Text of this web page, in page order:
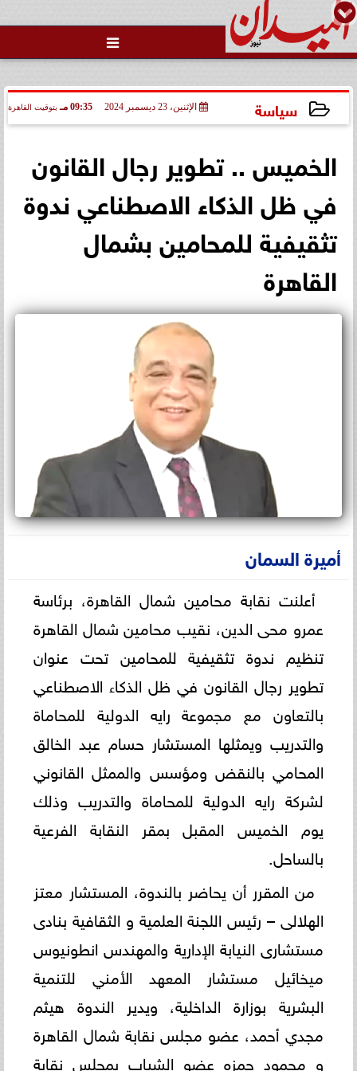

سياسة الإثنين، 23 ديسمبر 2024 09:35 مـ بتوقيت القاهرة
الخميس .. تطوير رجال القانون
في ظل الذكاء الاصطناعي ندوة
تثقيفية للمحامين بشمال
القاهرة
أميرة السمان
أعلنت نقابة محامين شمال القاهرة، برئاسة
عمرو محى الدين، نقيب محامين شمال القاهرة
تنظيم ندوة تثقيفية للمحامين تحت عنوان
تطوير رجال القانون في ظل الذكاء الاصطناعي
بالتعاون مع مجموعة رايه الدولية للمحاماة
والتدريب ويمثلها المستشار حسام عبد الخالق
المحامي بالنقض ومؤسس والممثل القانوني
لشركة رايه الدولية للمحاماة والتدريب وذلك
يوم الخميس المقبل بمقر النقابة الفرعية
بالساحل.
من المقرر أن يحاضر بالندوة، المستشار معتز
الهلالى – رئيس اللجنة العلمية و الثقافية بنادى
مستشارى النيابة الإدارية والمهندس انطونيوس
ميخائيل مستشار المعهد الأمني للتنمية
البشرية بوزارة الداخلية، ويدير الندوة هيثم
مجدي أحمد، عضو مجلس نقابة شمال القاهرة
و محمود حمزه عضو الشباب بمجلس نقابة